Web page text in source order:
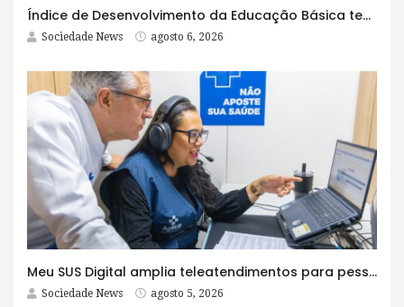
Índice de Desenvolvimento da Educação Básica tem elevação em todas as etapas
Sociedade News agosto 6, 2026
Meu SUS Digital amplia teleatendimentos para pessoas com problemas com jogos e apostas
Sociedade News agosto 5, 2026